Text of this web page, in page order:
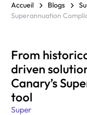
Accueil Blogs
Superannuation
Super
From
driven
Canary’s
tool